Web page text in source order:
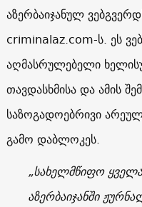
აზერბაიჯანულ
criminalaz.com-ს. ეს
აღმასრულებელი
თავდასხმისა და ამის
საზოგადოებრივი
გამო დაბლოკეს.
„სახელმწიფო
აზერბაიჯანში